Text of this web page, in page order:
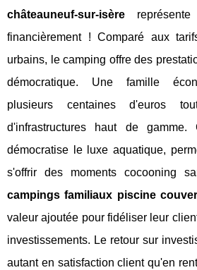
châteauneuf-sur-isère
financièrement ! Comparé aux
urbains, le camping offre des
démocratique. Une famille
plusieurs centaines d'euros
d'infrastructures haut de gamme.
démocratise le luxe aquatique,
s'offrir des moments cocooning
campings familiaux piscine
valeur ajoutée pour fidéliser leur
investissements. Le retour sur
autant en satisfaction client qu'en